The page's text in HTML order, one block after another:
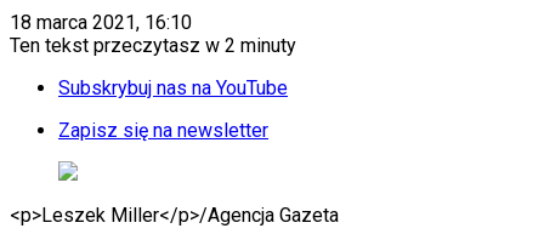
Praca
Podatki
Twoje finanse
Finanse
Auto
Jednoślady
18 marca 2021, 16:10
Ten tekst przeczytasz w 2 minuty
Subskrybuj nas na YouTube
Zapisz się na newsletter
<p>Leszek Miller</p>/Agencja Gazeta